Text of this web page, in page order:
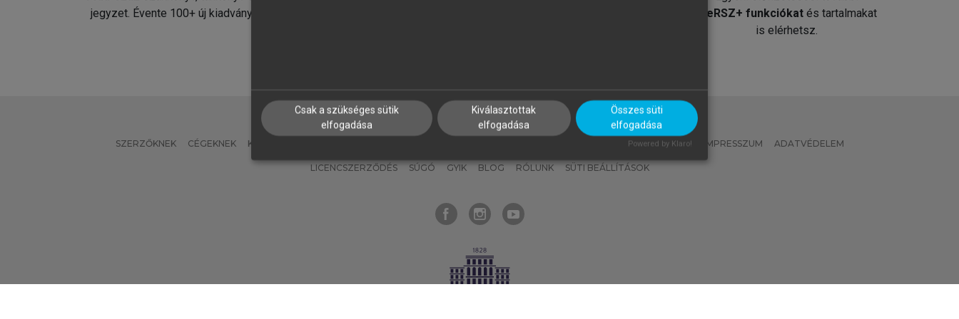
jegyzet. Évente 100+ új kiadvány.
MeRSZ+ funkciókat és tartalmakat
is elérhetsz.
SZERZŐKNEK CÉGEKNEK KÖNYVTÁROSOKNAK MI – ÁLTALÁNOS IRÁNYELVEK IMPRESSZUM ADATVÉDELEM
LICENCSZERZŐDÉS SÚGÓ GYIK BLOG RÓLUNK SÜTI BEÁLLÍTÁSOK
Csak a szükséges sütik
elfogadása
Kiválasztottak
elfogadása
Összes süti
elfogadása
Powered by Klaro!